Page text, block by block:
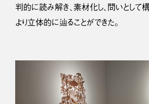
判的に読み解き、素材化し、問いとして
より立体的に辿ることができた。